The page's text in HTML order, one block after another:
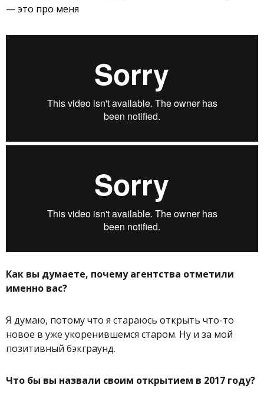
— это про меня
Как вы думаете, почему агентства отметили
именно вас?
Я думаю, потому что я стараюсь открыть что-то
новое в уже укоренившемся старом. Ну и за мой
позитивный бэкграунд.
Что бы вы назвали своим открытием в 2017 году?